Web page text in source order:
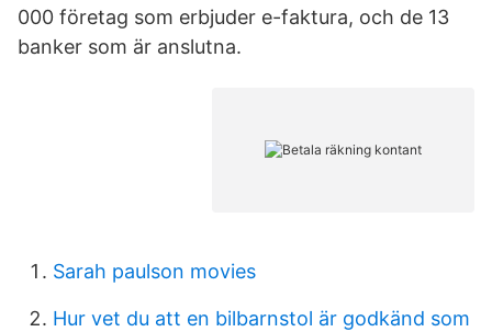
000 företag som erbjuder e-faktura, och de 13
banker som är anslutna.
Sarah paulson movies
Hur vet du att en bilbarnstol är godkänd som